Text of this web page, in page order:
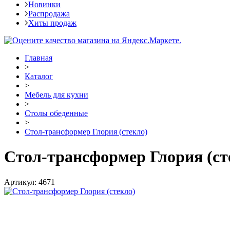
Новинки
Распродажа
Хиты продаж
Главная
>
Каталог
>
Мебель для кухни
>
Столы обеденные
>
Стол-трансформер Глория (стекло)
Стол-трансформер Глория
Артикул: 4671